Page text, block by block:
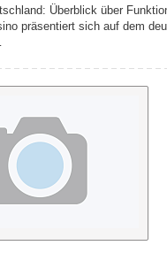
Überblick über
präsentiert sich auf dem